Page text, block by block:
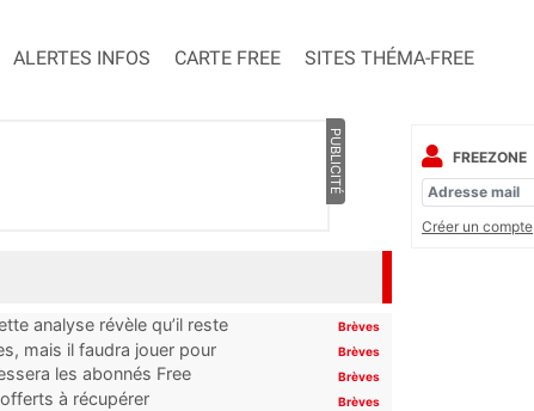
ALERTES INFOS CARTE FREE SITES THÉMA-FREE
PUBLICITÉ
analyse révèle qu’il reste
Brèves
mais il faudra jouer pour
Brèves
les abonnés Free
Brèves
à récupérer Brèves
FREEZONE
Créer un compte